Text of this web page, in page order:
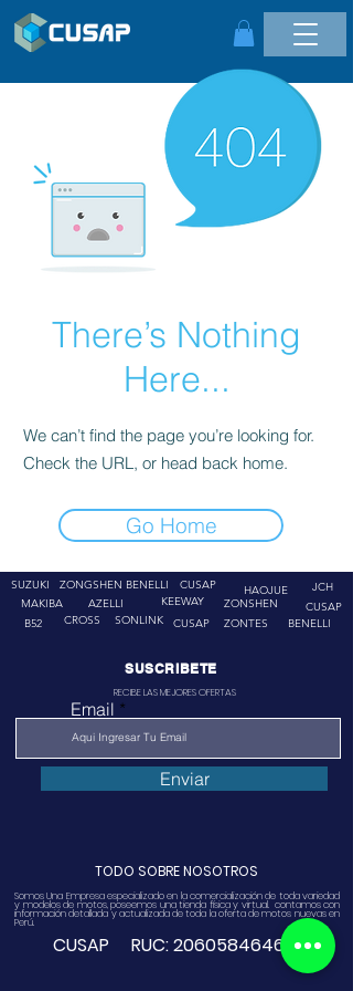
There’s Nothing
Here...
We can’t find the page you’re looking for.
Check the URL, or head back home.
Go Home
SUZUKI
ZONGSHEN
MAKIBA
AZELLI
BENELLI
CUSAP
KEEWAY
B52
CROSS SONLINK CUSAP
HAOJUE
JCH
ZONSHEN
ZONTES
CUSAP
BENELLI
SUSCRIBETE
RECIBE LAS MEJORES OFERTAS
Email
Enviar
TODO SOBRE NOSOTROS
Somos Una Empresa especializado en la comercialización de toda variedad
y modelos de motos, poseemos una tienda física y virtual. contamos con
información detallada y actualizada de toda la oferta de motos nuevas en
Perú.
CUSAP RUC:20605846468